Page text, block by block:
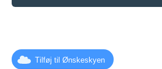
Tilføj til Ønskeskyen